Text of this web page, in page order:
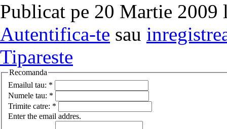
Publicat pe 20 Martie 2009
Autentifica-te sau
Tipareste
Recomanda
Emailul tau: *
Numele tau: *
Trimite catre: *
Enter the email addres.